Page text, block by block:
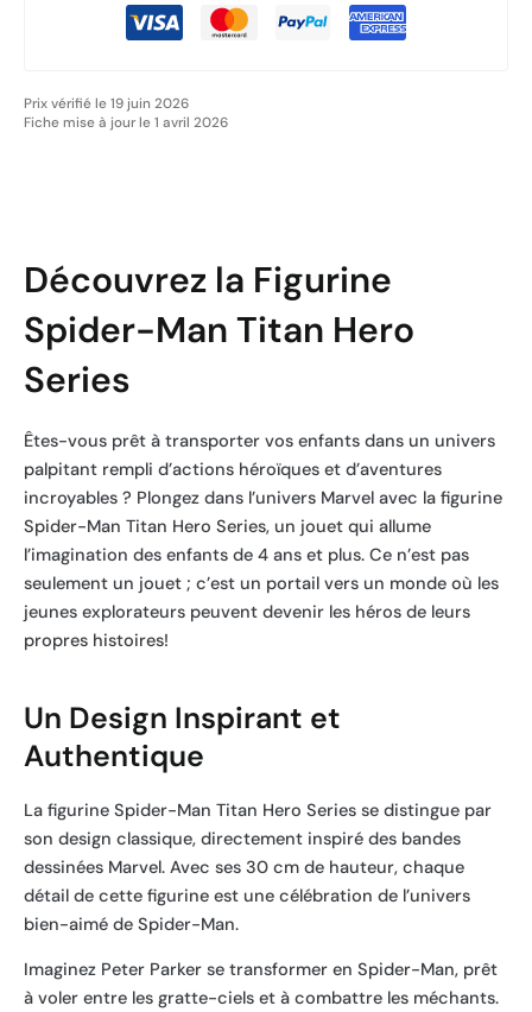
Prix vérifié le 19 juin 2026
Fiche mise à jour le 1 avril 2026
Découvrez la Figurine
Spider-Man Titan Hero
Series
Êtes-vous prêt à transporter vos enfants dans un univers
palpitant rempli d’actions héroïques et d’aventures
incroyables ? Plongez dans l’univers Marvel avec la figurine
Spider-Man Titan Hero Series, un jouet qui allume
l’imagination des enfants de 4 ans et plus. Ce n’est pas
seulement un jouet ; c’est un portail vers un monde où les
jeunes explorateurs peuvent devenir les héros de leurs
propres histoires!
Un Design Inspirant et
Authentique
La figurine Spider-Man Titan Hero Series se distingue par
son design classique, directement inspiré des bandes
dessinées Marvel. Avec ses 30 cm de hauteur, chaque
détail de cette figurine est une célébration de l’univers
bien-aimé de Spider-Man.
Imaginez Peter Parker se transformer en Spider-Man, prêt
à voler entre les gratte-ciels et à combattre les méchants.